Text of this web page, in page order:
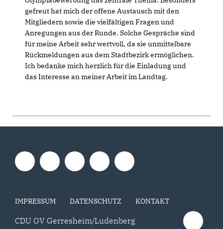
gefreut hat mich der offene Austausch mit den
Mitgliedern sowie die vielfältigen Fragen und
Anregungen aus der Runde. Solche Gespräche sind
für meine Arbeit sehr wertvoll, da sie unmittelbare
Rückmeldungen aus dem Stadtbezirk ermöglichen.
Ich bedanke mich herzlich für die Einladung und
das Interesse an meiner Arbeit im Landtag.
IMPRESSUM DATENSCHUTZ KONTAKT
CDU OV Gerresheim/Ludenberg